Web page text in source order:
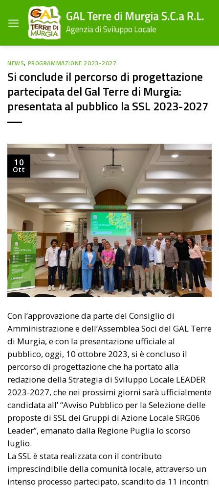
contenuti
NEWS, PROGRAMMAZIONE 2023-2027
Si conclude il percorso di progettazione
partecipata del Gal Terre di Murgia:
presentata al pubblico la SSL 2023-2027
10
Ott
Con l’approvazione da parte del Consiglio di
Amministrazione e dell’Assemblea Soci del GAL Terre
di Murgia, e con la presentazione ufficiale al
pubblico, oggi, 10 ottobre 2023, si è concluso il
percorso di progettazione che ha portato alla
redazione della Strategia di Sviluppo Locale LEADER
2023-2027, che nei prossimi giorni sarà ufficialmente
candidata all’ “Avviso Pubblico per la Selezione delle
proposte di SSL dei Gruppi di Azione Locale SRG06
Leader”, emanato dalla Regione Puglia lo scorso
luglio.
La SSL è stata realizzata con il contributo
imprescindibile della comunità locale, attraverso un
intenso processo partecipato, scandito da 11 incontri